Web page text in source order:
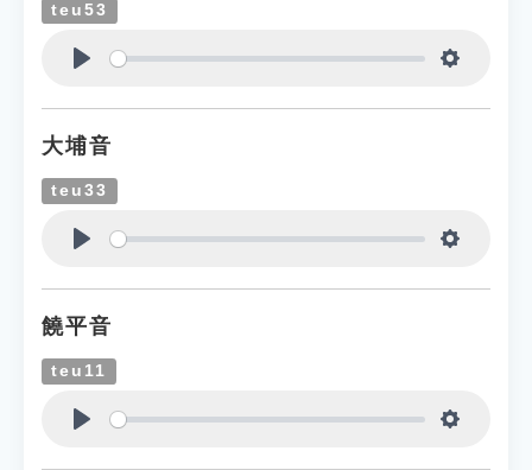
teu53
大埔音
teu33
饒平音
teu11